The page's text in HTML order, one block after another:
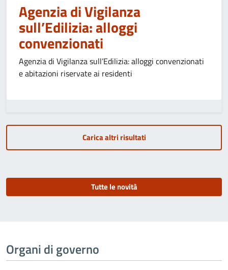
Agenzia di Vigilanza
sull’Edilizia: alloggi
convenzionati
Agenzia di Vigilanza sull’Edilizia: alloggi convenzionati
e abitazioni riservate ai residenti
Carica altri risultati
Tutte le novità
Organi di governo